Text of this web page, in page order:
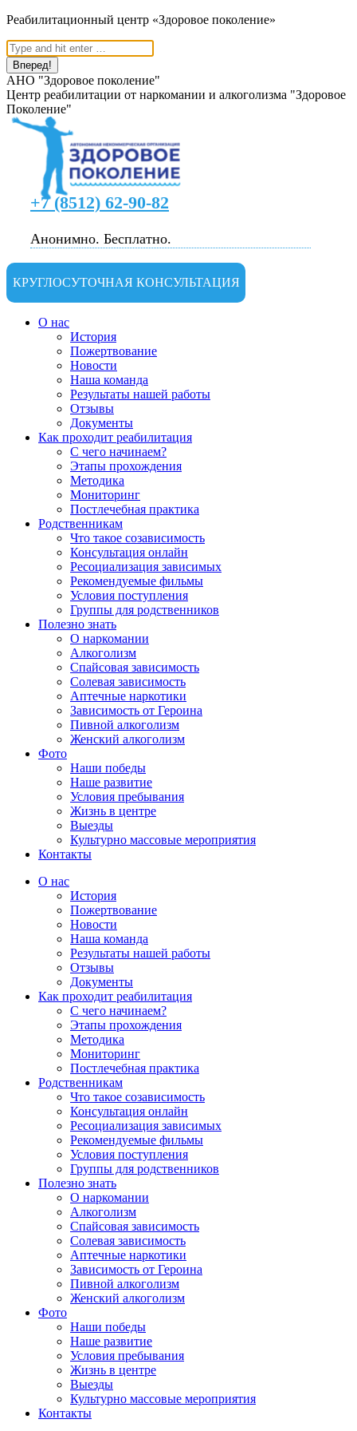
Перейти
содержанию
Реабилитационный центр «Здоровое поколение»
Поиск:
АНО "Здоровое поколение"
Центр реабилитации от наркомании и алкоголизма "Здоровое
Поколение"
+7 (8512) 62-90-82
Анонимно. Бесплатно.
КРУГЛОСУТОЧНАЯ КОНСУЛЬТАЦИЯ
О нас
История
Пожертвование
Новости
Наша команда
Результаты нашей работы
Отзывы
Документы
Как проходит реабилитация
С чего начинаем?
Этапы прохождения
Методика
Мониторинг
Постлечебная практика
Родственникам
Что такое созависимость
Консультация онлайн
Ресоциализация зависимых
Рекомендуемые фильмы
Условия поступления
Группы для родственников
Полезно знать
О наркомании
Алкоголизм
Спайсовая зависимость
Солевая зависимость
Аптечные наркотики
Зависимость от Героина
Пивной алкоголизм
Женский алкоголизм
Фото
Наши победы
Наше развитие
Условия пребывания
Жизнь в центре
Выезды
Культурно массовые мероприятия
Контакты
Страница
открывается
Страница
открывается
Страница
открывается
Страница
открывается
О нас
История
Пожертвование
Новости
Наша команда
Результаты нашей работы
Отзывы
Документы
Как проходит реабилитация
С чего начинаем?
Этапы прохождения
Методика
Мониторинг
Постлечебная практика
Родственникам
Что такое созависимость
Консультация онлайн
Ресоциализация зависимых
Рекомендуемые фильмы
Условия поступления
Группы для родственников
Полезно знать
О наркомании
Алкоголизм
Спайсовая зависимость
Солевая зависимость
Аптечные наркотики
Зависимость от Героина
Пивной алкоголизм
Женский алкоголизм
Фото
Наши победы
Наше развитие
Условия пребывания
Жизнь в центре
Выезды
Культурно массовые мероприятия
Контакты